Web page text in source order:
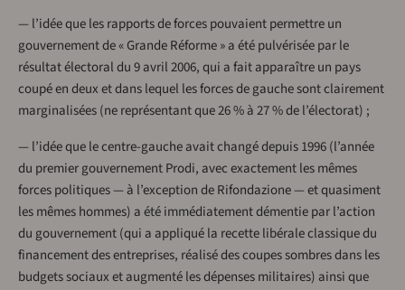
— l’idée que les rapports de forces pouvaient permettre un
gouvernement de « Grande Réforme » a été pulvérisée par le
résultat électoral du 9 avril 2006, qui a fait apparaître un pays
coupé en deux et dans lequel les forces de gauche sont clairement
marginalisées (ne représentant que 26 % à 27 % de l’électorat) ;
— l’idée que le centre-gauche avait changé depuis 1996 (l’année
du premier gouvernement Prodi, avec exactement les mêmes
forces politiques — à l’exception de Rifondazione — et quasiment
les mêmes hommes) a été immédiatement démentie par l’action
du gouvernement (qui a appliqué la recette libérale classique du
financement des entreprises, réalisé des coupes sombres dans les
budgets sociaux et augmenté les dépenses militaires) ainsi que